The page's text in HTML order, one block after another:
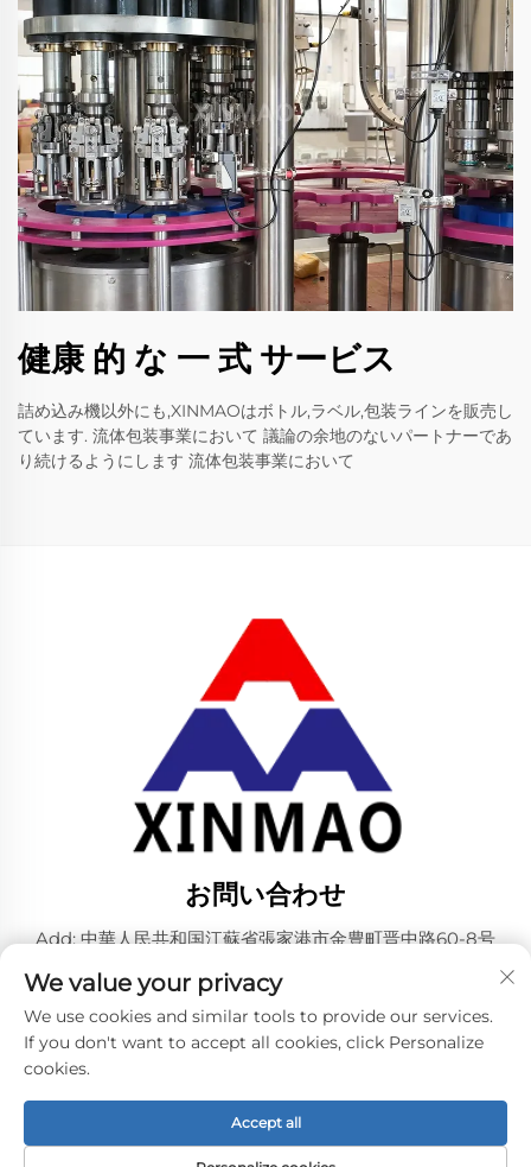
健康 的 な 一 式 サービス
詰め込み機以外にも,XINMAOはボトル,ラベル,包装ラインを販売し
ています. 流体包装事業において 議論の余地のないパートナーであ
り続けるようにします 流体包装事業において
お問い合わせ
Add: 中華人民共和国江蘇省張家港市金豊町晋中路60-8号
電話番号：+86-18952445692
メールアドレス：[email protected]
著作権 © 2024 ZHANGJIAGANG CITY XINMAO DRINK
MACHINERY CO.,LTD. 所有。 -
We value your privacy
We use cookies and similar tools to provide our services.
If you don't want to accept all cookies, click Personalize
cookies.
Accept all